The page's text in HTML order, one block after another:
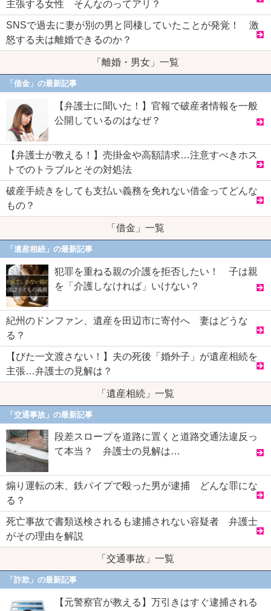
主張する女性 そんなのってアリ？
SNSで過去に妻が別の男と同棲していたことが発覚！ 激
怒する夫は離婚できるのか？
「離婚・男女」一覧
「借金」の最新記事
【弁護士に聞いた！】官報で破産者情報を一般
公開しているのはなぜ？
【弁護士が教える！】売掛金や高額請求…注意すべきホス
トでのトラブルとその対処法
破産手続きをしても支払い義務を免れない借金ってどんな
もの？
「借金」一覧
「遺産相続」の最新記事
犯罪を重ねる親の介護を拒否したい！ 子は親
を「介護しなければ」いけない？
紀州のドンファン、遺産を田辺市に寄付へ 妻はどうな
る？
【びた一文渡さない！】夫の死後「婚外子」が遺産相続を
主張…弁護士の見解は？
「遺産相続」一覧
「交通事故」の最新記事
段差スロープを道路に置くと道路交通法違反っ
て本当？ 弁護士の見解は…
煽り運転の末、鉄パイプで殴った男が逮捕 どんな罪にな
る？
死亡事故で書類送検されるも逮捕されない容疑者 弁護士
がその理由を解説
「交通事故」一覧
「詐欺」の最新記事
【元警察官が教える】万引きはすぐ逮捕される